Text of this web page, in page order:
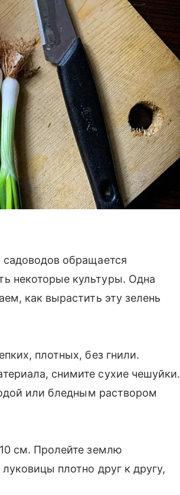
обращается
некоторые культуры. Одна
как вырастить эту зелень
плотных, без гнили.
снимите сухие чешуйки.
или бледным раствором
см. Пролейте землю
плотно друг к другу,